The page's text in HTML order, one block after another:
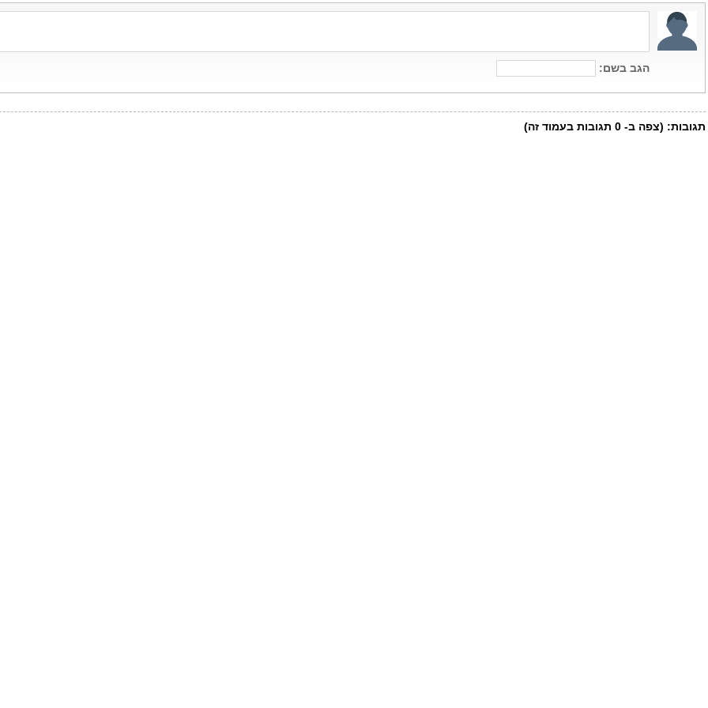
הגב בשם:
תגובות: (צפה ב- 0 תגובות בעמוד זה)